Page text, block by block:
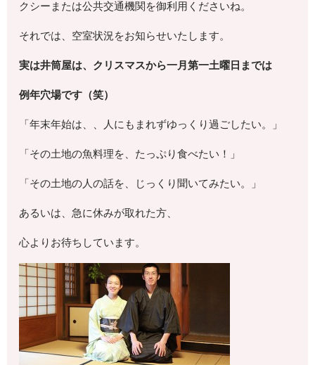
クシーまたは公共交通機関を御利用くださいね。
それでは、空室状況をお知らせいたします。
実は井筒屋は、クリスマスから一月第一土曜日までは
例年穴場です（笑）
「年末年始は、、人にもまれずゆっくり過ごしたい。」
「その土地の魚料理を、たっぷり食べたい！」
「その土地の人の話を、じっくり聞いてみたい。」
あるいは、急に休みが取れた方、
心よりお待ちしています。